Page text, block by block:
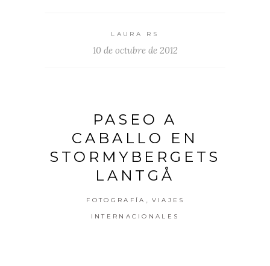
LAURA RS
10 de octubre de 2012
PASEO A
CABALLO EN
STORMYBERGETS
LANTGÅ
FOTOGRAFÍA VIAJES
INTERNACIONALES